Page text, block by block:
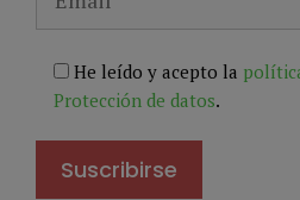
He leído y acepto la
Protección de datos.